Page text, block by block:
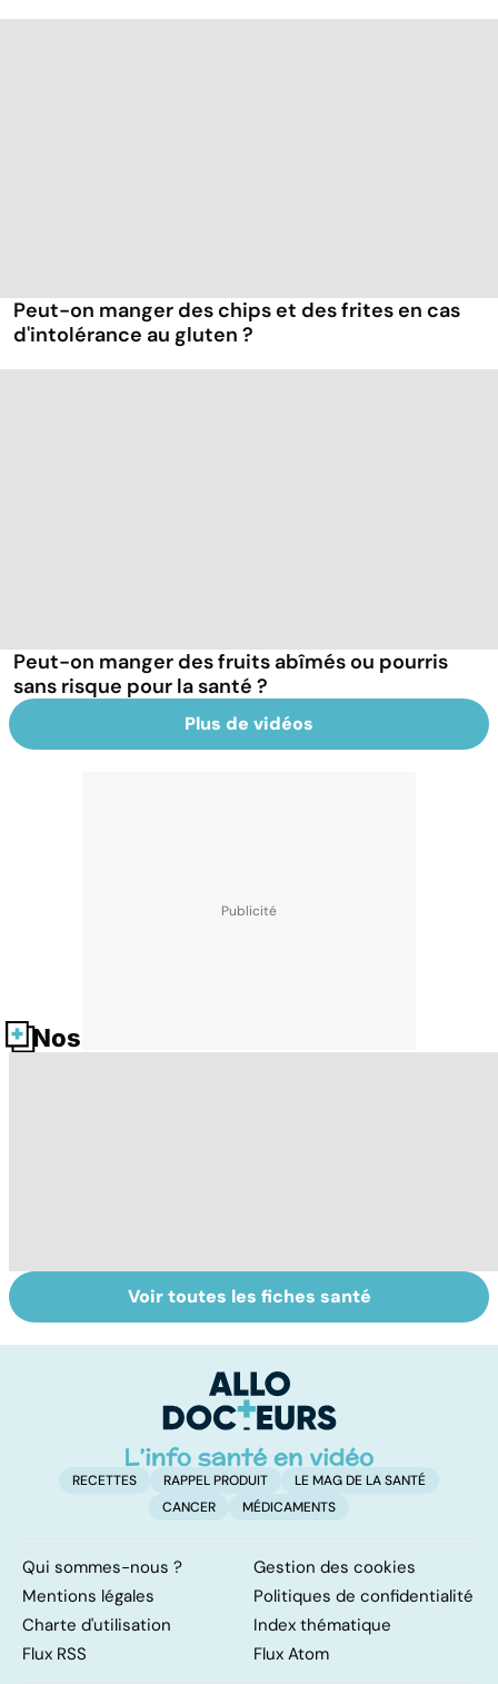
Peut-on manger des chips et des frites en cas
d'intolérance au gluten ?
Peut-on manger des fruits abîmés ou pourris
sans risque pour la santé ?
Plus de vidéos
Nos fiches santé
Tout savoir sur
les infections
Virus du Nil
occidental : ce
sur cette
infection
Voir toutes les fiches santé
RECETTES RAPPEL PRODUIT
LE MAG DE LA SANTÉ
CANCER
MÉDICAMENTS
Qui sommes-nous ?
Gestion des cookies
Mentions légales
Politiques de confidentialité
Charte d'utilisation
Index thématique
Flux RSS
Flux Atom